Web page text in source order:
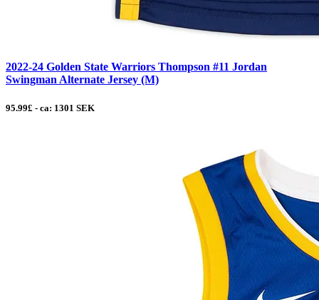
2022-24 Golden State Warriors Thompson #11 Jordan
Swingman Alternate Jersey (M)
95.99£ - ca: 1301 SEK